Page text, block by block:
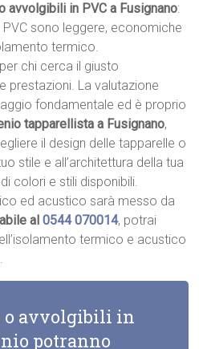
avvolgibili in PVC a Fusignano:
sono leggere, economiche
termico.
chi cerca il giusto
prestazioni. La valutazione
fondamentale ed è proprio
tapparellista a Fusignano,
il design delle tapparelle o
stile e all’architettura della tua
colori e stili disponibili.
ed acustico sarà messo da
al0544 070014, potrai
termico e acustico
o avvolgibili in
potranno